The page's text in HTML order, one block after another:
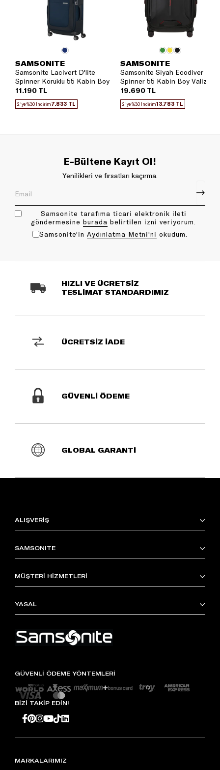
SAMSONITE
Samsonite Lacivert D'lite
Spinner Körüklü 55 Kabin Boy
Valiz
11.190 TL
2.'ye %30 İndirim7.833 TL
SAMSONITE
Samsonite Siyah Ecodiver
Spinner 55 Kabin Boy Valiz
19.690 TL
2.'ye %30 İndirim13.783 TL
E-Bültene Kayıt Ol!
Yenilikleri ve fırsatları kaçırma.
Samsonite tarafıma ticari elektronik ileti
göndermesine bu rada belirtilen izni veriyorum.
Samsonite'in Aydınlatma Metni'ni okudum.
HIZLI VE ÜCRETSİZ
TESLİMAT STANDARDIMIZ
ÜCRETSİZ İADE
GÜVENLİ ÖDEME
GLOBAL GARANTİ
ALIŞVERİŞ
SAMSONITE
MÜŞTERİ HİZMETLERİ
YASAL
GÜVENLİ ÖDEME YÖNTEMLERİ
BİZİ TAKİP EDİN!
MARKALARIMIZ